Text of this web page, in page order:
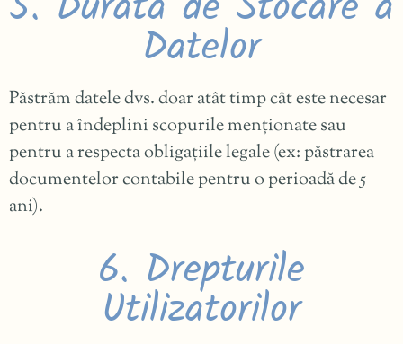
Datelor
Păstrăm datele dvs. doar atât timp cât este necesar
pentru a îndeplini scopurile menționate sau
pentru a respecta obligațiile legale (ex: păstrarea
documentelor contabile pentru o perioadă de 5
ani).
6. Drepturile
Utilizatorilor